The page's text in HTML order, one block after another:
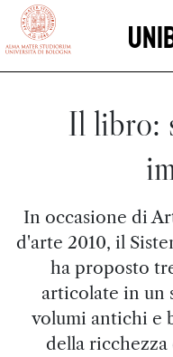
vai al contenuto della
Il libro:
In occasione di
d'arte 2010, il
ha proposto
articolate in un
volumi antichi e
della